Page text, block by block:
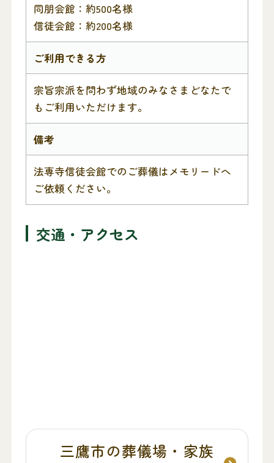
同朋会館：約500名様
信徒会館：約200名様
ご利用できる方
宗旨宗派を問わず地域のみなさまどなたで
もご利用いただけます。
備考
法専寺信徒会館でのご葬儀はメモリードへ
ご依頼ください。
交通・アクセス
三鷹市の葬儀場・家族